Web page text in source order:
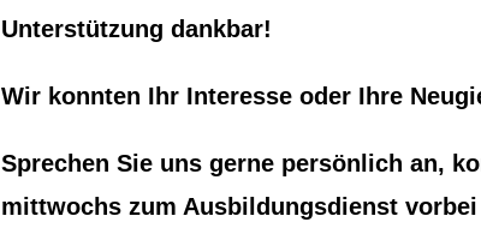
Unterstützung dankbar!
Wir konnten Ihr Interesse oder Ihre
Sprechen Sie uns gerne persönlich an,
mittwochs zum Ausbildungsdienst